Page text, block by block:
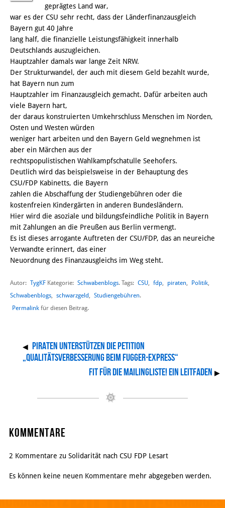
geprägtes Land war,
war es der CSU sehr recht, dass der Länderfinanzausgleich
Bayern gut 40 Jahre
lang half, die finanzielle Leistungsfähigkeit innerhalb
Deutschlands auszugleichen.
Hauptzahler damals war lange Zeit NRW.
Der Strukturwandel, der auch mit diesem Geld bezahlt wurde,
hat Bayern nun zum
Hauptzahler im Finanzausgleich gemacht. Dafür arbeiten auch
viele Bayern hart,
der daraus konstruierten Umkehrschluss Menschen im Norden,
Osten und Westen würden
weniger hart arbeiten und den Bayern Geld wegnehmen ist
aber ein Märchen aus der
rechtspopulistischen Wahlkampfschatulle Seehofers.
Deutlich wird das beispielsweise in der Behauptung des
CSU/FDP Kabinetts, die Bayern
zahlen die Abschaffung der Studiengebühren oder die
kostenfreien Kindergärten in anderen Bundesländern.
Hier wird die asoziale und bildungsfeindliche Politik in Bayern
mit Zahlungen an die Preußen aus Berlin vermengt.
Es ist dieses arrogante Auftreten der CSU/FDP, das an neureiche
Verwandte erinnert, das einer
Neuordnung des Finanzausgleichs im Weg steht.
Autor: TygKF Kategorie: Schwabenblogs. Tags: CSU, fdp, piraten, Politik,
Schwabenblogs, schwarzgeld, Studiengebühren.
Permalink für diesen Beitrag.
◀ PIRATEN unterstützen die Petition
„Qualitätsverbesserung beim Fugger-Express“
fit für die Mailingliste! Ein Leitfaden ▶
Kommentare
2 Kommentare zu Solidarität nach CSU FDP Lesart
Es können keine neuen Kommentare mehr abgegeben werden.